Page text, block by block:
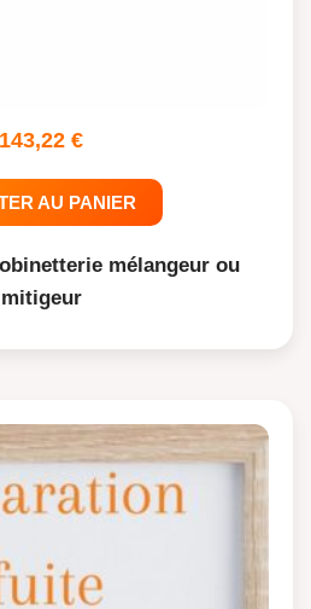
143,22 €
AU PANIER
mélangeur ou
mitigeur